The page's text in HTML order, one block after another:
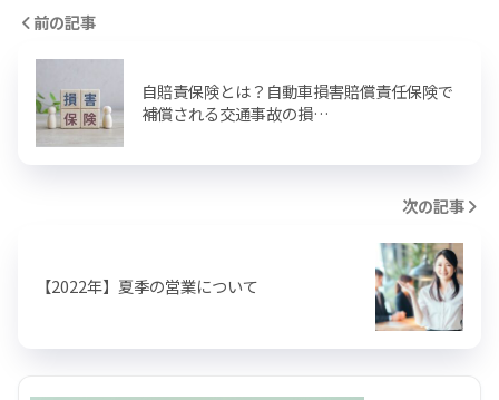
前の記事
自賠責保険とは？自動車損害賠償責任保険で
補償される交通事故の損…
次の記事
【2022年】夏季の営業について